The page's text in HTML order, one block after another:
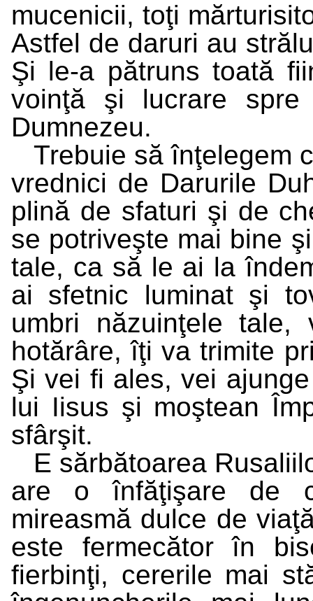
mucenicii, toţi
Astfel de daruri au
Şi le-a pătruns toată
voinţă şi lucrare
Dumnezeu.
Trebuie să înţelegem
vrednici de Darurile
plină de sfaturi şi de
se potriveşte mai bine
tale, ca să le ai la
ai sfetnic luminat şi
umbri năzuinţele
hotărâre, îţi va trimite
Şi vei fi ales, vei
lui Iisus şi moştean
sfârşit.
E sărbătoarea
are o înfăţişare de
mireasmă dulce de
este fermecător în
fierbinţi, cererile mai